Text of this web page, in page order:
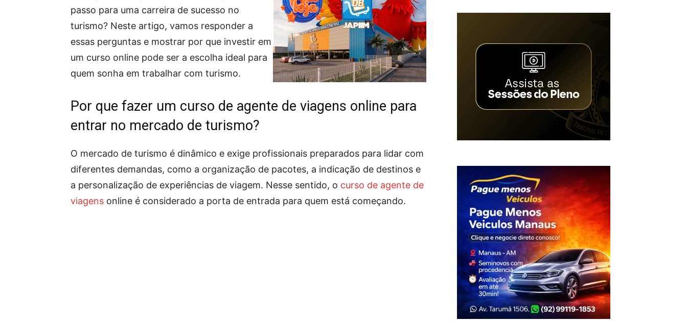
passo para uma carreira de sucesso no
turismo? Neste artigo, vamos responder a
essas perguntas e mostrar por que investir em
um curso online pode ser a escolha ideal para
quem sonha em trabalhar com turismo.
Por que fazer um curso de agente de viagens online para
entrar no mercado de turismo?
O mercado de turismo é dinâmico e exige profissionais preparados para lidar com
diferentes demandas, como a organização de pacotes, a indicação de destinos e
a personalização de experiências de viagem. Nesse sentido, o curso de agente de
viagens online é considerado a porta de entrada para quem está começando.